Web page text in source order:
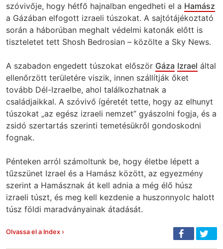
szóvivője, hogy hétfő hajnalban engedheti el a Hamász
a Gázában elfogott izraeli túszokat. A sajtótájékoztató
során a háborúban meghalt védelmi katonák előtt is
tiszteletet tett Shosh Bedrosian – közölte a Sky News.
A szabadon engedett túszokat először Gáza Izrael által
ellenőrzött területére viszik, innen szállítják őket
tovább Dél-Izraelbe, ahol találkozhatnak a
családjaikkal. A szóvivő ígéretét tette, hogy az elhunyt
túszokat „az egész izraeli nemzet” gyászolni fogja, és a
zsidó szertartás szerinti temetésükről gondoskodni
fognak.
Pénteken arról számoltunk be, hogy életbe lépett a
tűzszünet Izrael és a Hamász között, az egyezmény
szerint a Hamásznak át kell adnia a még élő húsz
izraeli túszt, és meg kell kezdenie a huszonnyolc halott
túsz földi maradványainak átadását.
Olvassa el a Index ›